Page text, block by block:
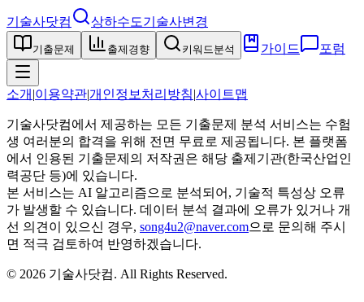
기술사닷컴 상하수도기술사변경
기출문제 출제경향 키워드분석 가이드 포럼
소개 |이용약관|개인정보처리방침|사이트맵
기술사닷컴에서 제공하는 모든 기출문제 분석 서비스는 수험
생 여러분의 합격을 위해 전면 무료로 제공됩니다. 본 플랫폼
에서 인용된 기출문제의 저작권은 해당 출제기관(한국산업인
력공단 등)에 있습니다.
본 서비스는 AI 알고리즘으로 분석되어, 기술적 특성상 오류
가 발생할 수 있습니다. 데이터 분석 결과에 오류가 있거나 개
선 의견이 있으신 경우, song4u2@naver.com으로 문의해 주시
면 적극 검토하여 반영하겠습니다.
© 2026 기술사닷컴. All Rights Reserved.